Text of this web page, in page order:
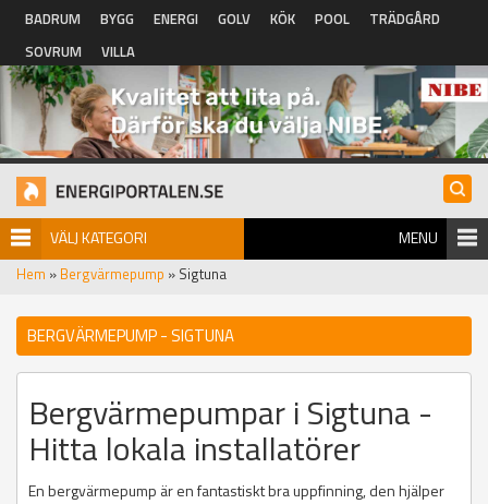
Hoppa till huvudinnehåll
BADRUM BYGG ENERGI GOLV KÖK POOL
TRÄDGÅRD
SOVRUM
VILLA
VÄLJ KATEGORI MENU
Hem » Bergvärmepump » Sigtuna
BERGVÄRMEPUMP - SIGTUNA
Bergvärmepumpar i Sigtuna -
Hitta lokala installatörer
En bergvärmepump är en fantastiskt bra uppfinning, den hjälper